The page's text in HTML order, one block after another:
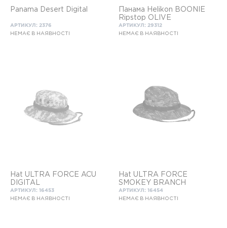
Panama Desert Digital
АРТИКУЛ: 2376
НЕМАЄ В НАЯВНОСТІ
Панама Helikon BOONIE
Ripstop OLIVE
АРТИКУЛ: 29312
НЕМАЄ В НАЯВНОСТІ
Hat ULTRA FORCE ACU
DIGITAL
АРТИКУЛ: 16453
НЕМАЄ В НАЯВНОСТІ
Hat ULTRA FORCE
SMOKEY BRANCH
АРТИКУЛ: 16454
НЕМАЄ В НАЯВНОСТІ